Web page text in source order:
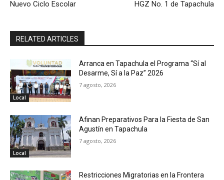
Nuevo Ciclo Escolar HGZ No. 1 de Tapachula
RELATED ARTICLES
Local
Arranca en Tapachula el Programa “Sí al
Desarme, Sí a la Paz” 2026
7 agosto, 2026
Local
Afinan Preparativos Para la Fiesta de San
Agustín en Tapachula
7 agosto, 2026
Restricciones Migratorias en la Frontera